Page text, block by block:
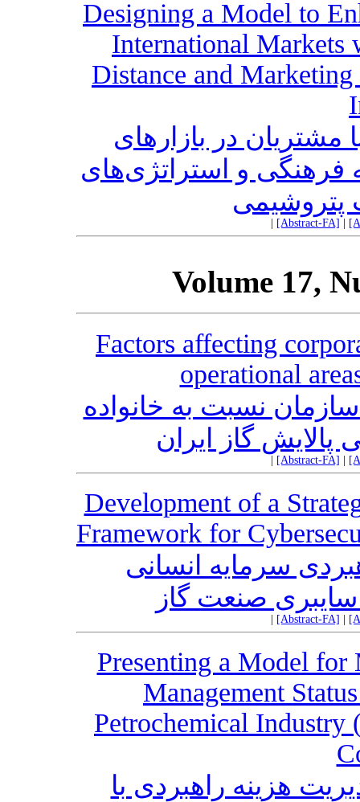
Designing a Model to
International Markets
Distance and
در بازارهای
فرهنگی و استراتژی‌های
پتروشیمی
[Abstract-FA]
Volume 17,
Factors affecting
operational
ﻧﺴﺒﺖ ﺑﻪ ﺧﺎﻧﻮاده
پالایش گاز ایران
[Abstract-FA]
Development of a
Framework for
سرمایه انسانی
صنعت گاز
[Abstract-FA]
Presenting a Model for
Management
Petrochemical Industry
هزینه راهبردی با